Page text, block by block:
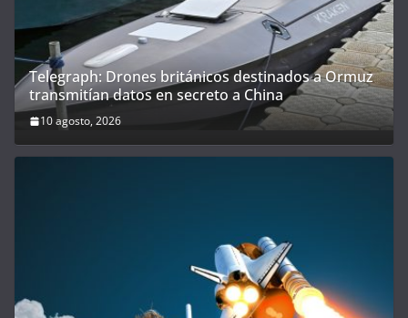
Telegraph: Drones británicos destinados a Ormuz
transmitían datos en secreto a China
10 agosto, 2026